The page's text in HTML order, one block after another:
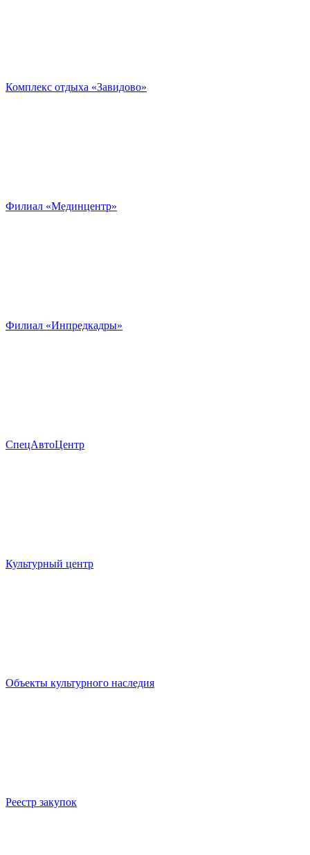
Комплекс отдыха «Завидово»
Филиал «Мединцентр»
Филиал «Инпредкадры»
СпецАвтоЦентр
Культурный центр
Объекты культурного наследия
Реестр закупок